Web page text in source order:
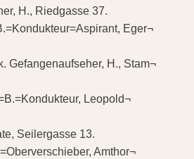
H., Riedgasse 37.
Eger¬
Gefangenaufseher, H., Stam¬
Leopold¬
Seilergasse 13.
Amthor¬